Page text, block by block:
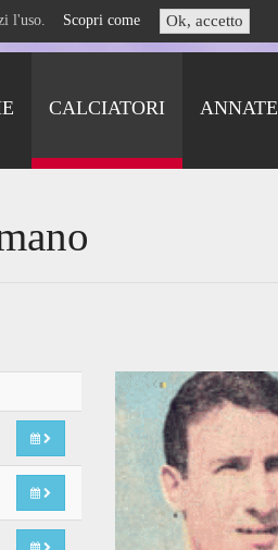
l'uso. Scopri come Ok, accetto
CALCIATORI ANNATE